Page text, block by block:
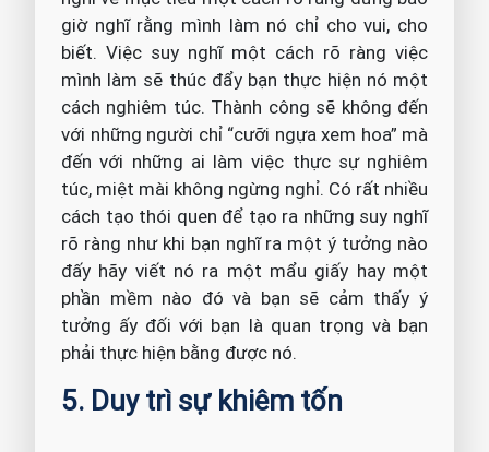
giờ nghĩ rằng mình làm nó chỉ cho vui, cho
biết. Việc suy nghĩ một cách rõ ràng việc
mình làm sẽ thúc đẩy bạn thực hiện nó một
cách nghiêm túc. Thành công sẽ không đến
với những người chỉ “cưỡi ngựa xem hoa” mà
đến với những ai làm việc thực sự nghiêm
túc, miệt mài không ngừng nghỉ. Có rất nhiều
cách tạo thói quen để tạo ra những suy nghĩ
rõ ràng như khi bạn nghĩ ra một ý tưởng nào
đấy hãy viết nó ra một mẩu giấy hay một
phần mềm nào đó và bạn sẽ cảm thấy ý
tưởng ấy đối với bạn là quan trọng và bạn
phải thực hiện bằng được nó.
5. Duy trì sự khiêm tốn